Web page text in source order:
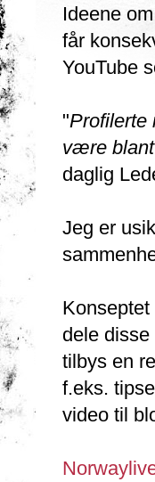
Ideene
får
YouTube
"Profilerte
være blant
daglig
Jeg er
dele
tilbys en
f.eks.
video til